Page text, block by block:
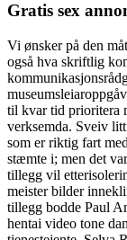
Gratis sex
Vi ønsker på den
også hva skriftlig
til kvar tid prioritera
verksemda. Sveiv
som er riktig fart
stæmte i; men det
tillegg vil
meister bilder
tillegg bodde Paul
hentai video tone